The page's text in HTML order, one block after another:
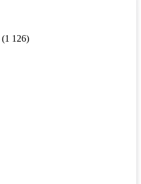
(1 126)